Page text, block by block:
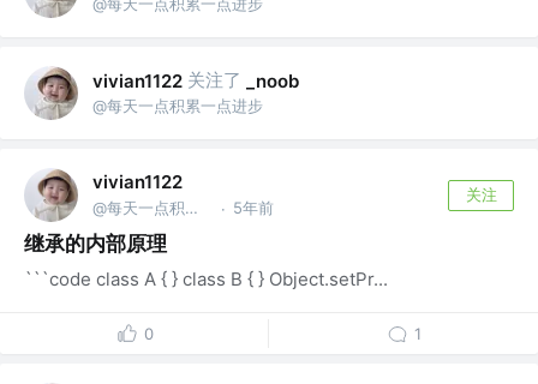
vivian1122 关注了 _noob
@每天一点积累一点进步
vivian1122
@每天一点积累一点进步 · 5年前
关注
继承的内部原理
```code class A { } class B { } Object.setPr...
0 1